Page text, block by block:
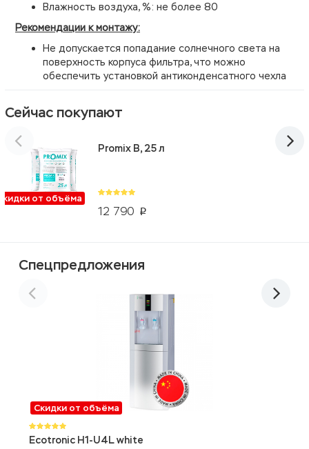
Влажность воздуха, %: не более 80
Рекомендации к монтажу:
Не допускается попадание солнечного света на
поверхность корпуса фильтра, что можно
обеспечить установкой антиконденсатного чехла
Сейчас покупают
от объёма
12 790 p
Promix B, 25 л
Спецпредложения
Скидки от объёма
Ecotronic H1-U4L white